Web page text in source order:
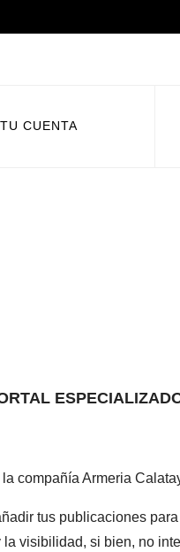
TU CUENTA
compañía Armeria
tus publicaciones
visibilidad, si bien, no